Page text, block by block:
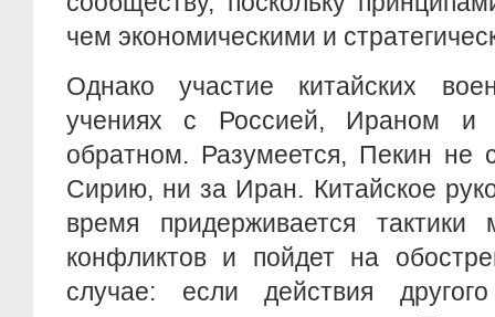
чем экономическими и
Однако участие китайских
учениях с Россией, Ираном и
обратном. Разумеется, Пекин не
Сирию, ни за Иран. Китайское
время придерживается тактики
конфликтов и пойдет на
случае: если действия